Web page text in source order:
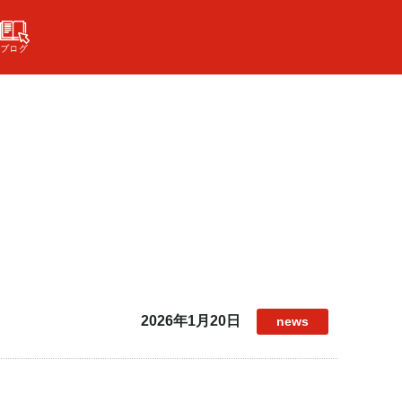
2026年1月20日 news